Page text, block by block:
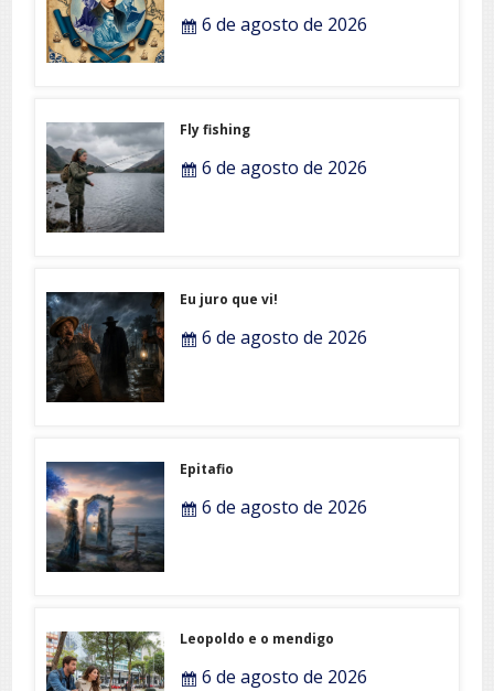
6 de agosto de 2026
Fly fishing
6 de agosto de 2026
Eu juro que vi!
6 de agosto de 2026
Epitafio
6 de agosto de 2026
Leopoldo e o mendigo
6 de agosto de 2026